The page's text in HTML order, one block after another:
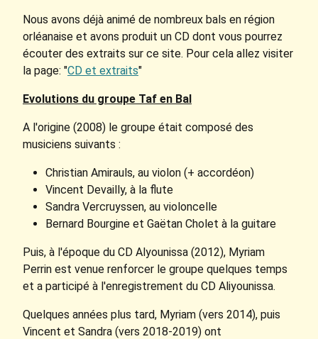
Nous avons déjà animé de nombreux bals en région
orléanaise et avons produit un CD dont vous pourrez
écouter des extraits sur ce site. Pour cela allez visiter
la page: "CD et extraits"
Evolutions du groupe Taf en Bal
A l'origine (2008) le groupe était composé des
musiciens suivants :
Christian Amirauls, au violon (+ accordéon)
Vincent Devailly, à la flute
Sandra Vercruyssen, au violoncelle
Bernard Bourgine et Gaëtan Cholet à la guitare
Puis, à l'époque du CD Alyounissa (2012), Myriam
Perrin est venue renforcer le groupe quelques temps
et a participé à l'enregistrement du CD Aliyounissa.
Quelques années plus tard, Myriam (vers 2014), puis
Vincent et Sandra (vers 2018-2019) ont